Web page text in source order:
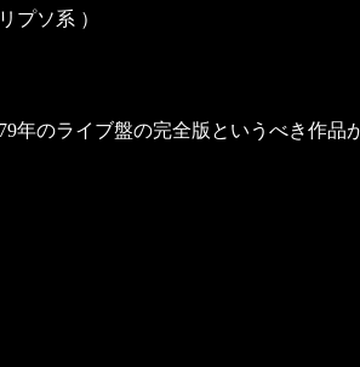
プソ系 ）
年のライブ盤の完全版というべき作品